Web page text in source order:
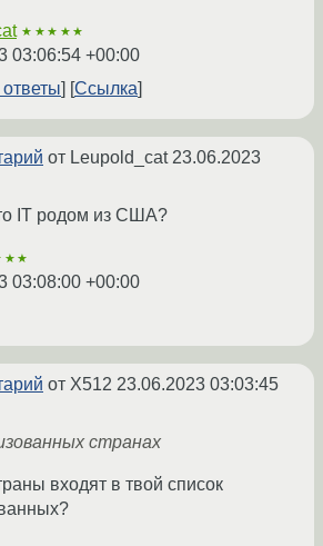
★★★★★
03:06:54 +00:00
Ссылка
от Leupold_cat 23.06.2023
IT родом из США?
03:08:00 +00:00
от X512 23.06.2023 03:03:45
странах
входят в твой список